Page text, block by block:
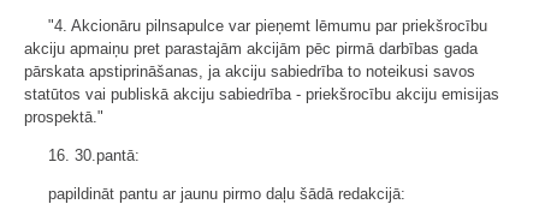
"4. Akcionāru pilnsapulce var pieņemt lēmumu par priekšrocību
akciju apmaiņu pret parastajām akcijām pēc pirmā darbības gada
pārskata apstiprināšanas, ja akciju sabiedrība to noteikusi savos
statūtos vai publiskā akciju sabiedrība - priekšrocību akciju emisijas
prospektā."
16. 30.pantā:
papildināt pantu ar jaunu pirmo daļu šādā redakcijā: